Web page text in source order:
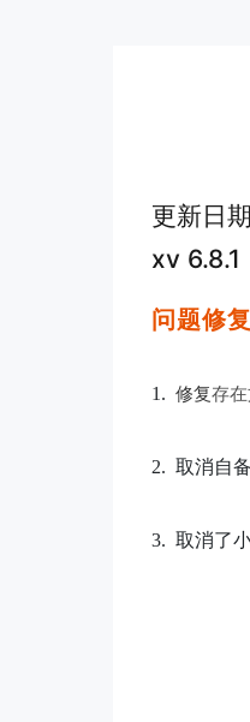
更新日
xv 6.8.1
问题修复
1. 修复存在
2. 取消自
3. 取消了